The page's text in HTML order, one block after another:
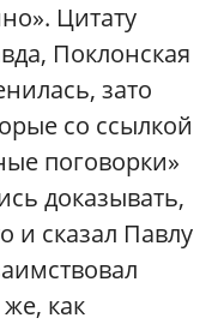
Цитату
Поклонская
зато
со ссылкой
поговорки»
доказывать,
и сказал Павлу
как